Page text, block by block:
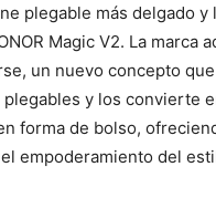
plegable más delgado y
Magic V2. La marca
un nuevo concepto
y los convierte
forma de bolso,
empoderamiento del